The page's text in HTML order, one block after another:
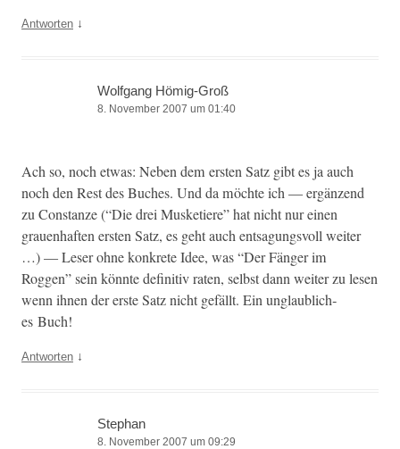
Antworten ↓
Wolfgang Hömig-Groß
8. November 2007 um 01:40
Ach so, noch etwas: Neben dem ersten Satz gibt es ja auch
noch den Rest des Buch­es. Und da möchte ich — ergänzend
zu Con­stanze (“Die drei Mus­ketiere” hat nicht nur einen
grauen­haften ersten Satz, es geht auch entsa­gungsvoll weit­er
…) — Leser ohne konkrete Idee, was “Der Fänger im
Roggen” sein kön­nte defin­i­tiv rat­en, selb­st dann weit­er zu lesen
wenn ihnen der erste Satz nicht gefällt. Ein unglaublich­
es Buch!
Antworten ↓
Stephan
8. November 2007 um 09:29